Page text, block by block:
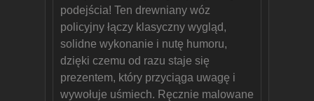
podejścia! Ten drewniany wóz
policyjny łączy klasyczny wygląd,
solidne wykonanie i nutę humoru,
dzięki czemu od razu staje się
prezentem, który przyciąga uwagę i
wywołuje uśmiech. Ręcznie malowane